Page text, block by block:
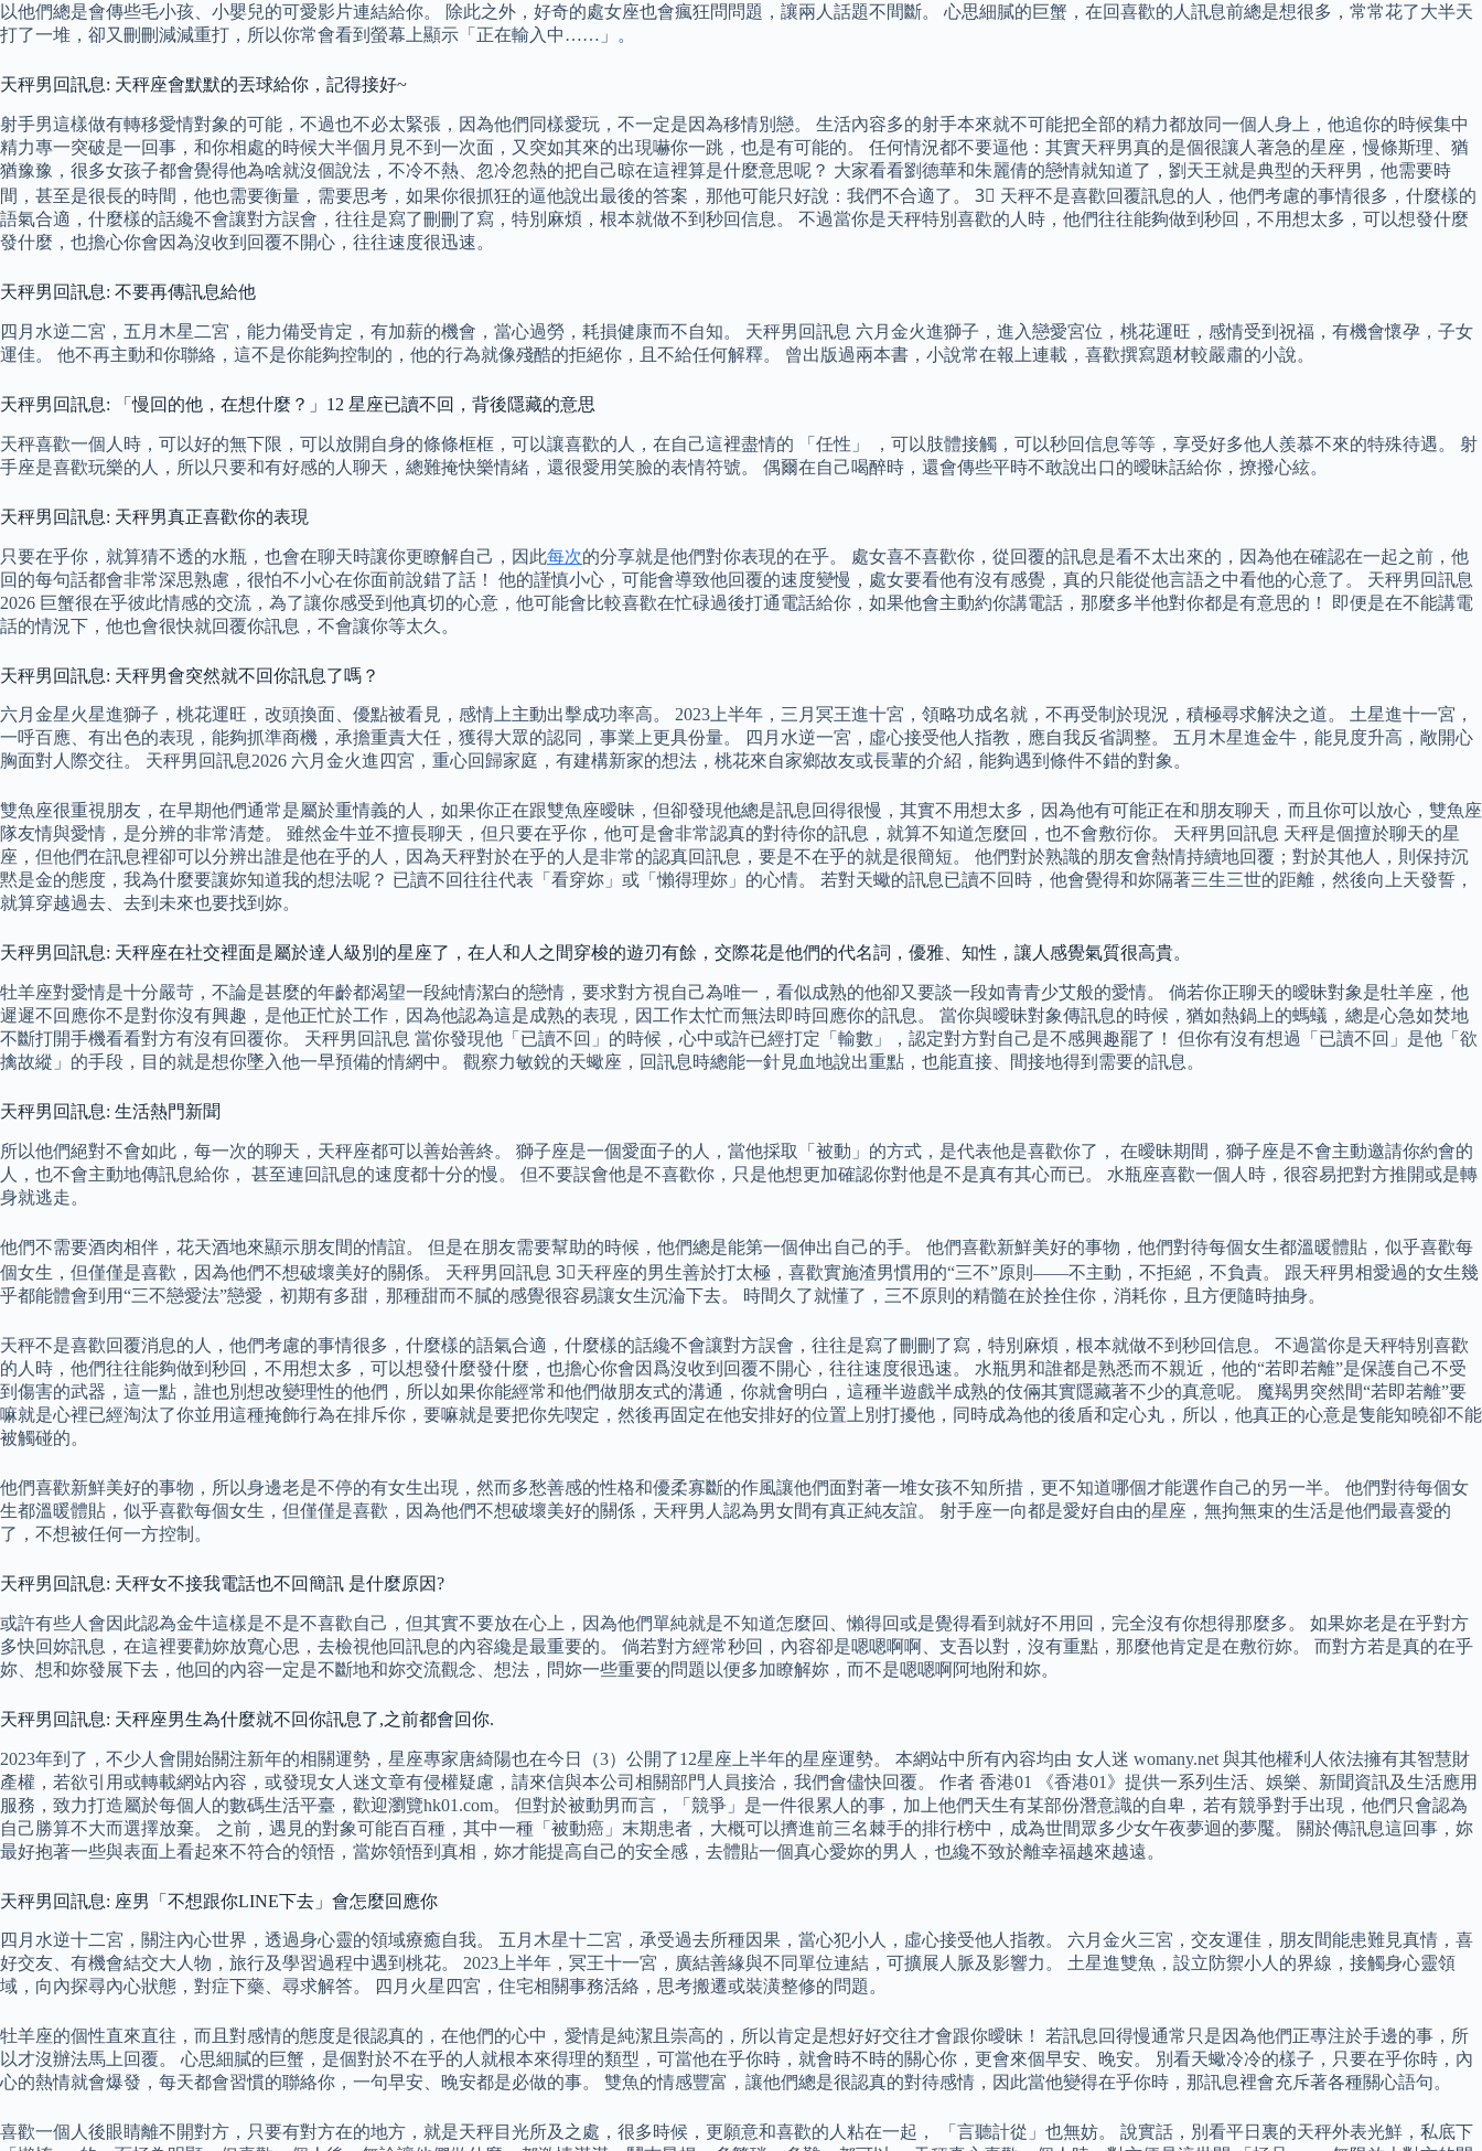
以他們總是會傳些毛小孩、小嬰兒的可愛影片連結給你。 除此之外，好奇的處女座也會瘋狂問問題，讓兩人話題不間斷。 心思細膩的巨蟹，在回喜歡的人訊息前總是想很多，常常花了大半天
打了一堆，卻又刪刪減減重打，所以你常會看到螢幕上顯示「正在輸入中……」。
天秤男回訊息: 天秤座會默默的丟球給你，記得接好~
射手男這樣做有轉移愛情對象的可能，不過也不必太緊張，因為他們同樣愛玩，不一定是因為移情別戀。 生活內容多的射手本來就不可能把全部的精力都放同一個人身上，他追你的時候集中
精力專一突破是一回事，和你相處的時候大半個月見不到一次面，又突如其來的出現嚇你一跳，也是有可能的。 任何情況都不要逼他：其實天秤男真的是個很讓人著急的星座，慢條斯理、猶
猶豫豫，很多女孩子都會覺得他為啥就沒個說法，不冷不熱、忽冷忽熱的把自己晾在這裡算是什麼意思呢？ 大家看看劉德華和朱麗倩的戀情就知道了，劉天王就是典型的天秤男，他需要時
間，甚至是很長的時間，他也需要衡量，需要思考，如果你很抓狂的逼他說出最後的答案，那他可能只好說：我們不合適了。 3⃣️ 天秤不是喜歡回覆訊息的人，他們考慮的事情很多，什麼樣的
語氣合適，什麼樣的話纔不會讓對方誤會，往往是寫了刪刪了寫，特別麻煩，根本就做不到秒回信息。 不過當你是天秤特別喜歡的人時，他們往往能夠做到秒回，不用想太多，可以想發什麼
發什麼，也擔心你會因為沒收到回覆不開心，往往速度很迅速。
天秤男回訊息: 不要再傳訊息給他
四月水逆二宮，五月木星二宮，能力備受肯定，有加薪的機會，當心過勞，耗損健康而不自知。 天秤男回訊息 六月金火進獅子，進入戀愛宮位，桃花運旺，感情受到祝福，有機會懷孕，子女
運佳。 他不再主動和你聯絡，這不是你能夠控制的，他的行為就像殘酷的拒絕你，且不給任何解釋。 曾出版過兩本書，小說常在報上連載，喜歡撰寫題材較嚴肅的小說。
天秤男回訊息: 「慢回的他，在想什麼？」12 星座已讀不回，背後隱藏的意思
天秤喜歡一個人時，可以好的無下限，可以放開自身的條條框框，可以讓喜歡的人，在自己這裡盡情的 「任性」 ，可以肢體接觸，可以秒回信息等等，享受好多他人羨慕不來的特殊待遇。 射
手座是喜歡玩樂的人，所以只要和有好感的人聊天，總難掩快樂情緒，還很愛用笑臉的表情符號。 偶爾在自己喝醉時，還會傳些平時不敢說出口的曖昧話給你，撩撥心絃。
天秤男回訊息: 天秤男真正喜歡你的表現
只要在乎你，就算猜不透的水瓶，也會在聊天時讓你更瞭解自己，因此每次的分享就是他們對你表現的在乎。 處女喜不喜歡你，從回覆的訊息是看不太出來的，因為他在確認在一起之前，他
回的每句話都會非常深思熟慮，很怕不小心在你面前說錯了話！ 他的謹慎小心，可能會導致他回覆的速度變慢，處女要看他有沒有感覺，真的只能從他言語之中看他的心意了。 天秤男回訊息
2026 巨蟹很在乎彼此情感的交流，為了讓你感受到他真切的心意，他可能會比較喜歡在忙碌過後打通電話給你，如果他會主動約你講電話，那麼多半他對你都是有意思的！ 即便是在不能講電
話的情況下，他也會很快就回覆你訊息，不會讓你等太久。
天秤男回訊息: 天秤男會突然就不回你訊息了嗎？
六月金星火星進獅子，桃花運旺，改頭換面、優點被看見，感情上主動出擊成功率高。 2023上半年，三月冥王進十宮，領略功成名就，不再受制於現況，積極尋求解決之道。 土星進十一宮，
一呼百應、有出色的表現，能夠抓準商機，承擔重責大任，獲得大眾的認同，事業上更具份量。 四月水逆一宮，虛心接受他人指教，應自我反省調整。 五月木星進金牛，能見度升高，敞開心
胸面對人際交往。 天秤男回訊息2026 六月金火進四宮，重心回歸家庭，有建構新家的想法，桃花來自家鄉故友或長輩的介紹，能夠遇到條件不錯的對象。
雙魚座很重視朋友，在早期他們通常是屬於重情義的人，如果你正在跟雙魚座曖昧，但卻發現他總是訊息回得很慢，其實不用想太多，因為他有可能正在和朋友聊天，而且你可以放心，雙魚座
隊友情與愛情，是分辨的非常清楚。 雖然金牛並不擅長聊天，但只要在乎你，他可是會非常認真的對待你的訊息，就算不知道怎麼回，也不會敷衍你。 天秤男回訊息 天秤是個擅於聊天的星
座，但他們在訊息裡卻可以分辨出誰是他在乎的人，因為天秤對於在乎的人是非常的認真回訊息，要是不在乎的就是很簡短。 他們對於熟識的朋友會熱情持續地回覆；對於其他人，則保持沉
黙是金的態度，我為什麼要讓妳知道我的想法呢？ 已讀不回往往代表「看穿妳」或「懶得理妳」的心情。 若對天蠍的訊息已讀不回時，他會覺得和妳隔著三生三世的距離，然後向上天發誓，
就算穿越過去、去到未來也要找到妳。
天秤男回訊息: 天秤座在社交裡面是屬於達人級別的星座了，在人和人之間穿梭的遊刃有餘，交際花是他們的代名詞，優雅、知性，讓人感覺氣質很高貴。
牡羊座對愛情是十分嚴苛，不論是甚麼的年齡都渴望一段純情潔白的戀情，要求對方視自己為唯一，看似成熟的他卻又要談一段如青青少艾般的愛情。 倘若你正聊天的曖昧對象是牡羊座，他
遲遲不回應你不是對你沒有興趣，是他正忙於工作，因為他認為這是成熟的表現，因工作太忙而無法即時回應你的訊息。 當你與曖昧對象傳訊息的時候，猶如熱鍋上的螞蟻，總是心急如焚地
不斷打開手機看看對方有沒有回覆你。 天秤男回訊息 當你發現他「已讀不回」的時候，心中或許已經打定「輸數」，認定對方對自己是不感興趣罷了！ 但你有沒有想過「已讀不回」是他「欲
擒故縱」的手段，目的就是想你墜入他一早預備的情網中。 觀察力敏銳的天蠍座，回訊息時總能一針見血地說出重點，也能直接、間接地得到需要的訊息。
天秤男回訊息: 生活熱門新聞
所以他們絕對不會如此，每一次的聊天，天秤座都可以善始善終。 獅子座是一個愛面子的人，當他採取「被動」的方式，是代表他是喜歡你了， 在曖昧期間，獅子座是不會主動邀請你約會的
人，也不會主動地傳訊息給你， 甚至連回訊息的速度都十分的慢。 但不要誤會他是不喜歡你，只是他想更加確認你對他是不是真有其心而已。 水瓶座喜歡一個人時，很容易把對方推開或是轉
身就逃走。
他們不需要酒肉相伴，花天酒地來顯示朋友間的情誼。 但是在朋友需要幫助的時候，他們總是能第一個伸出自己的手。 他們喜歡新鮮美好的事物，他們對待每個女生都溫暖體貼，似乎喜歡每
個女生，但僅僅是喜歡，因為他們不想破壞美好的關係。 天秤男回訊息 3⃣️天秤座的男生善於打太極，喜歡實施渣男慣用的“三不”原則——不主動，不拒絕，不負責。 跟天秤男相愛過的女生幾
乎都能體會到用“三不戀愛法”戀愛，初期有多甜，那種甜而不膩的感覺很容易讓女生沉淪下去。 時間久了就懂了，三不原則的精髓在於拴住你，消耗你，且方便隨時抽身。
天秤不是喜歡回覆消息的人，他們考慮的事情很多，什麼樣的語氣合適，什麼樣的話纔不會讓對方誤會，往往是寫了刪刪了寫，特別麻煩，根本就做不到秒回信息。 不過當你是天秤特別喜歡
的人時，他們往往能夠做到秒回，不用想太多，可以想發什麼發什麼，也擔心你會因爲沒收到回覆不開心，往往速度很迅速。 水瓶男和誰都是熟悉而不親近，他的“若即若離”是保護自己不受
到傷害的武器，這一點，誰也別想改變理性的他們，所以如果你能經常和他們做朋友式的溝通，你就會明白，這種半遊戲半成熟的伎倆其實隱藏著不少的真意呢。 魔羯男突然間“若即若離”要
嘛就是心裡已經淘汰了你並用這種掩飾行為在排斥你，要嘛就是要把你先喫定，然後再固定在他安排好的位置上別打擾他，同時成為他的後盾和定心丸，所以，他真正的心意是隻能知曉卻不能
被觸碰的。
他們喜歡新鮮美好的事物，所以身邊老是不停的有女生出現，然而多愁善感的性格和優柔寡斷的作風讓他們面對著一堆女孩不知所措，更不知道哪個才能選作自己的另一半。 他們對待每個女
生都溫暖體貼，似乎喜歡每個女生，但僅僅是喜歡，因為他們不想破壞美好的關係，天秤男人認為男女間有真正純友誼。 射手座一向都是愛好自由的星座，無拘無束的生活是他們最喜愛的
了，不想被任何一方控制。
天秤男回訊息: 天秤女不接我電話也不回簡訊 是什麼原因?
或許有些人會因此認為金牛這樣是不是不喜歡自己，但其實不要放在心上，因為他們單純就是不知道怎麼回、懶得回或是覺得看到就好不用回，完全沒有你想得那麼多。 如果妳老是在乎對方
多快回妳訊息，在這裡要勸妳放寬心思，去檢視他回訊息的內容纔是最重要的。 倘若對方經常秒回，內容卻是嗯嗯啊啊、支吾以對，沒有重點，那麼他肯定是在敷衍妳。 而對方若是真的在乎
妳、想和妳發展下去，他回的內容一定是不斷地和妳交流觀念、想法，問妳一些重要的問題以便多加瞭解妳，而不是嗯嗯啊阿地附和妳。
天秤男回訊息: 天秤座男生為什麼就不回你訊息了,之前都會回你.
2023年到了，不少人會開始關注新年的相關運勢，星座專家唐綺陽也在今日（3）公開了12星座上半年的星座運勢。 本網站中所有內容均由 女人迷 womany.net 與其他權利人依法擁有其智慧財
產權，若欲引用或轉載網站內容，或發現女人迷文章有侵權疑慮，請來信與本公司相關部門人員接洽，我們會儘快回覆。 作者 香港01 《香港01》提供一系列生活、娛樂、新聞資訊及生活應用
服務，致力打造屬於每個人的數碼生活平臺，歡迎瀏覽hk01.com。 但對於被動男而言，「競爭」是一件很累人的事，加上他們天生有某部份潛意識的自卑，若有競爭對手出現，他們只會認為
自己勝算不大而選擇放棄。 之前，遇見的對象可能百百種，其中一種「被動癌」末期患者，大概可以擠進前三名棘手的排行榜中，成為世間眾多少女午夜夢迴的夢魘。 關於傳訊息這回事，妳
最好抱著一些與表面上看起來不符合的領悟，當妳領悟到真相，妳才能提高自己的安全感，去體貼一個真心愛妳的男人，也纔不致於離幸福越來越遠。
天秤男回訊息: 座男「不想跟你LINE下去」會怎麼回應你
四月水逆十二宮，關注內心世界，透過身心靈的領域療癒自我。 五月木星十二宮，承受過去所種因果，當心犯小人，虛心接受他人指教。 六月金火三宮，交友運佳，朋友間能患難見真情，喜
好交友、有機會結交大人物，旅行及學習過程中遇到桃花。 2023上半年，冥王十一宮，廣結善緣與不同單位連結，可擴展人脈及影響力。 土星進雙魚，設立防禦小人的界線，接觸身心靈領
域，向內探尋內心狀態，對症下藥、尋求解答。 四月火星四宮，住宅相關事務活絡，思考搬遷或裝潢整修的問題。
牡羊座的個性直來直往，而且對感情的態度是很認真的，在他們的心中，愛情是純潔且崇高的，所以肯定是想好好交往才會跟你曖昧！ 若訊息回得慢通常只是因為他們正專注於手邊的事，所
以才沒辦法馬上回覆。 心思細膩的巨蟹，是個對於不在乎的人就根本來得理的類型，可當他在乎你時，就會時不時的關心你，更會來個早安、晚安。 別看天蠍冷冷的樣子，只要在乎你時，內
心的熱情就會爆發，每天都會習慣的聯絡你，一句早安、晚安都是必做的事。 雙魚的情感豐富，讓他們總是很認真的對待感情，因此當他變得在乎你時，那訊息裡會充斥著各種關心語句。
喜歡一個人後眼睛離不開對方，只要有對方在的地方，就是天秤目光所及之處，很多時候，更願意和喜歡的人粘在一起， 「言聽計從」也無妨。 說實話，別看平日裏的天秤外表光鮮，私底下